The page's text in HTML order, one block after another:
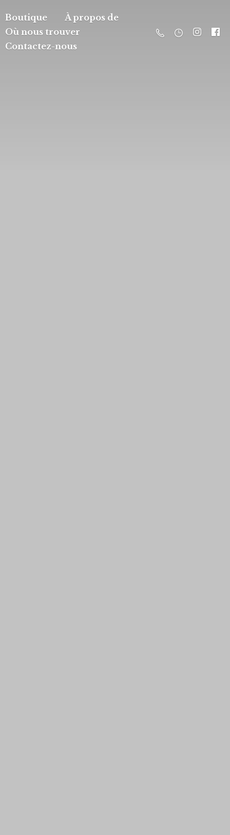
Boutique
À propos de
Où nous trouver
Contactez-nous